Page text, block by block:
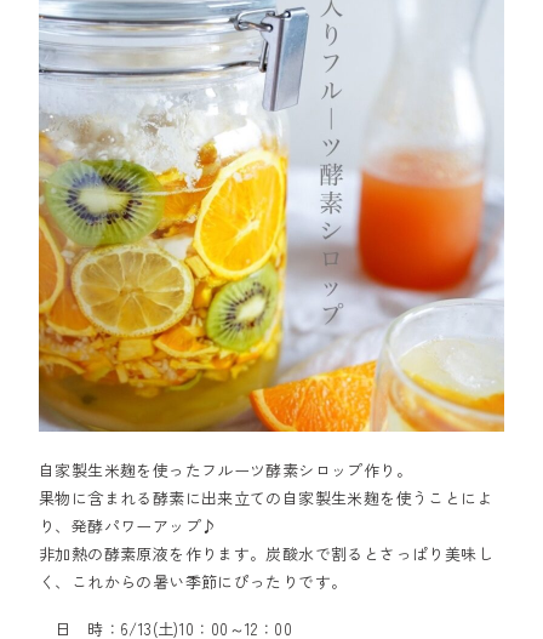
自家製生米麹を使ったフルーツ酵素シロップ作り。
果物に含まれる酵素に出来立ての自家製生米麹を使うことによ
り、発酵パワーアップ♪
非加熱の酵素原液を作ります。炭酸水で割るとさっぱり美味し
く、これからの暑い季節にぴったりです。
日 時：6/13(土)10：00～12：00